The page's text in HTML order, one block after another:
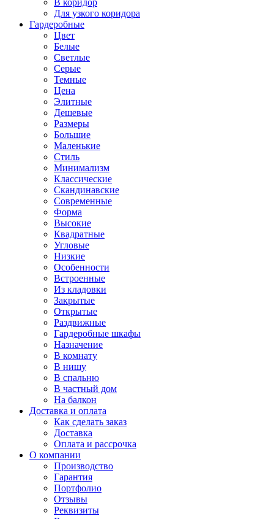
В коридор
Для узкого коридора
Гардеробные
Цвет
Белые
Светлые
Серые
Темные
Цена
Элитные
Дешевые
Размеры
Большие
Маленькие
Стиль
Минимализм
Классические
Скандинавские
Современные
Форма
Высокие
Квадратные
Угловые
Низкие
Особенности
Встроенные
Из кладовки
Закрытые
Открытые
Раздвижные
Гардеробные шкафы
Назначение
В комнату
В нишу
В спальню
В частный дом
На балкон
Доставка и оплата
Как сделать заказ
Доставка
Оплата и рассрочка
О компании
Производство
Гарантия
Портфолио
Отзывы
Реквизиты